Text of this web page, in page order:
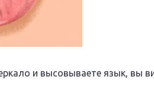
и высовываете язык, вы